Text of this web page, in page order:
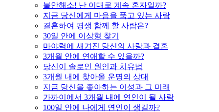
불안해소! 난 이대로 계속 혼자일까?
지금 당신에게 마음을 품고 있는 사람
결혼하여 평생 함께 할 사람은?
30일 안에 이상형 찾기
마야력에 새겨진 당신의 사랑과 결혼
3개월 안에 연애할 수 있을까?
당신이 솔로인 원인과 치유법
3개월 내에 찾아올 운명의 상대
지금 당신을 좋아하는 이성과 그 미래
가까이에서 3개월 내에 연인이 될 사람
100일 안에 나에게 연인이 생길까?